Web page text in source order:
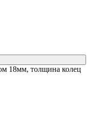
18мм, толщина колец